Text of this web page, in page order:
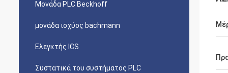
Μονάδα PLC Beckhoff
μονάδα ισχύος bachmann
Ελεγκτής ICS
Συστατικά του συστήματος PLC